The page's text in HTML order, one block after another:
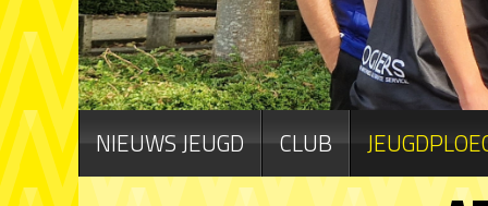
NIEUWS JEUGD CLUB